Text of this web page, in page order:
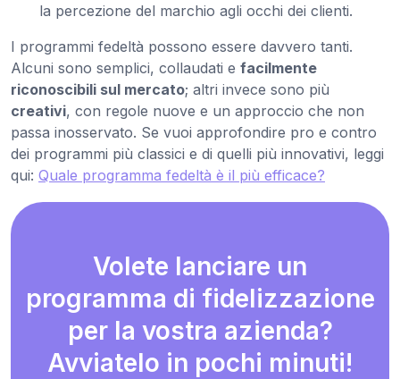
la percezione del marchio agli occhi dei clienti.
I programmi fedeltà possono essere davvero tanti.
Alcuni sono semplici, collaudati e facilmente
riconoscibili sul mercato; altri invece sono più
creativi, con regole nuove e un approccio che non
passa inosservato. Se vuoi approfondire pro e contro
dei programmi più classici e di quelli più innovativi, leggi
qui: Quale programma fedeltà è il più efficace?
Volete lanciare un
programma di fidelizzazione
per la vostra azienda?
Avviatelo in pochi minuti!